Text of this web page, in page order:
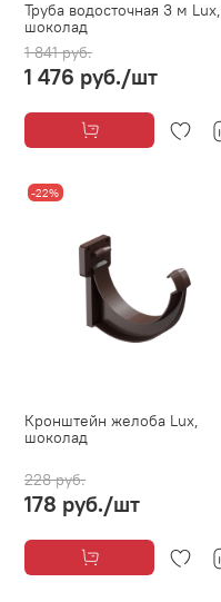
Труба водосточная 3 м Lux,
шоколад
1 841 руб.
1 476 руб./шт
-22%
Кронштейн желоба Lux,
шоколад
228 руб.
178 руб./шт